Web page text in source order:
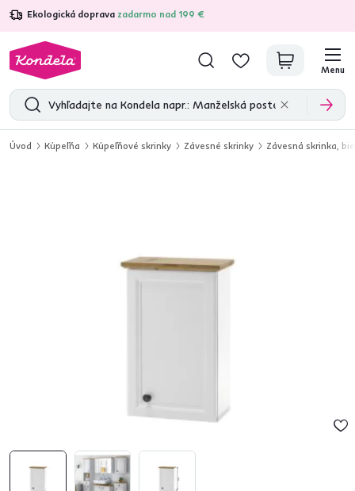
Ekologická doprava zadarmo nad 199 €
4,7 31 211overených produktových recenzií
Menu
Úvod Kúpeľňa Kúpeľňové skrinky Závesné skrinky Závesná skrinka,